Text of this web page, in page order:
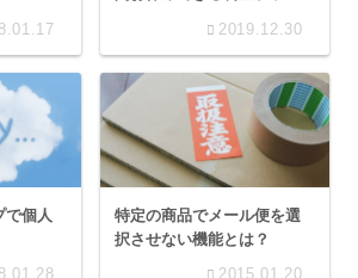
2019.12.30
個人
特定の商品でメール便を選
択させない機能とは？
2015.01.20